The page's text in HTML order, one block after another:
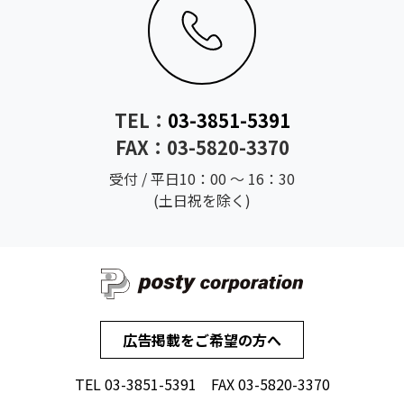
TEL： 03-3851-5391
FAX：03-5820-3370
受付 / 平日10：00 ～ 16：30
(土日祝を除く)
広告掲載をご希望の方へ
TEL03-3851-5391 FAX 03-5820-3370